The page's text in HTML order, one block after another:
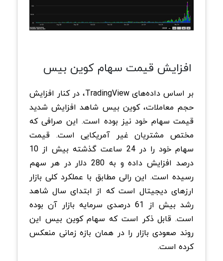
افزایش قیمت سهام کوین بیس
بر اساس داده‌های TradingView، در کنار افزایش
حجم معاملات، کوین بیس شاهد افزایش شدید
قیمت سهام خود نیز بوده است. این صرافی که
مختص مشتریان غیر آمریکایی است. قیمت
سهام خود را در 24 ساعت گذشته بیش از 10
درصد افزایش داده و به 280 دلار در هر سهم
رسیده است. این رالی مطابق با عملکرد کلی بازار
ارزهای دیجیتال است که از ابتدای سال شاهد
رشد بیش از 61 درصدی سرمایه بازار آن بوده
است. قابل ذکر است که سهام کوین بیس این
روند صعودی بازار را در همان بازه زمانی منعکس
کرده است.